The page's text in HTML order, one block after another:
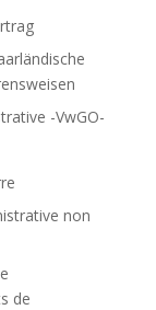
-VwGO-
non
de